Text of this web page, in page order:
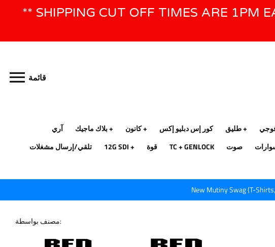
** SHIPPING CUT OFF TIMES ARE 1PM
قائمة
آري بلاك ماجيك كانون كور إس دبليو إكس طليق
تلقي/إرسال مشغلات
12G SDI قوة TC + GENLOCK صوت
New Mutiny Swag (T-
مصنف بواسطة: